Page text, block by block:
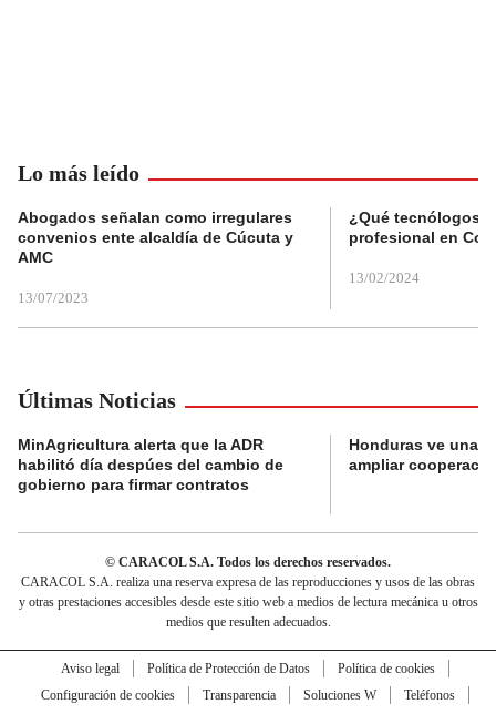
Lo más leído
Abogados señalan como irregulares
convenios ente alcaldía de Cúcuta y
AMC
13/07/2023
¿Qué tecnólogos
profesional en
13/02/2024
Últimas Noticias
MinAgricultura alerta que la ADR
habilitó día despúes del cambio de
gobierno para firmar contratos
Honduras ve una
ampliar
© CARACOL S.A. Todos los derechos reservados.
CARACOL S.A. realiza una reserva expresa de las reproducciones y usos de las obras
y otras prestaciones accesibles desde este sitio web a medios de lectura mecánica u otros
medios que resulten adecuados.
Aviso legal Política de Protección de Datos
Política de cookies
Configuración de cookies
Transparencia Soluciones W
Teléfonos